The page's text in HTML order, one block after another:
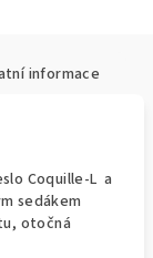
informace
Coquille-L a
sedákem
otočná